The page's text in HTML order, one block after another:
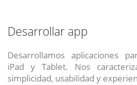
Desarrollar app
Desarrollamos aplicaciones
iPad y Tablet. Nos
simplicidad, usabilidad y